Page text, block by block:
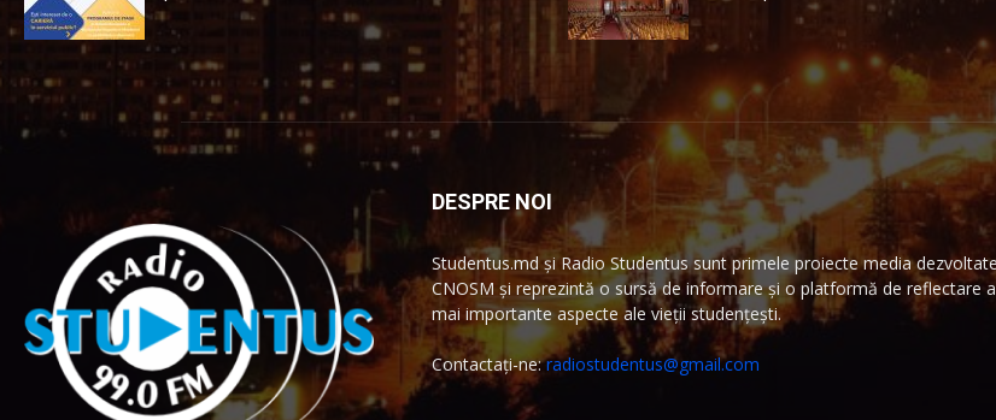
DESPRE NOI
Studentus.md și Radio Studentus sunt primele proiecte media
CNOSM și reprezintă o sursă de informare și o platformă de reflectare
mai importante aspecte ale vieții studențești.
Contactați-ne:radiostudentus@gmail.com